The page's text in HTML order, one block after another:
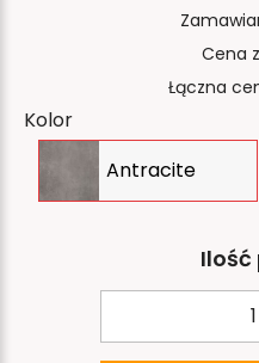
Cena
Łączna
Kolor
Antracite
Ilość